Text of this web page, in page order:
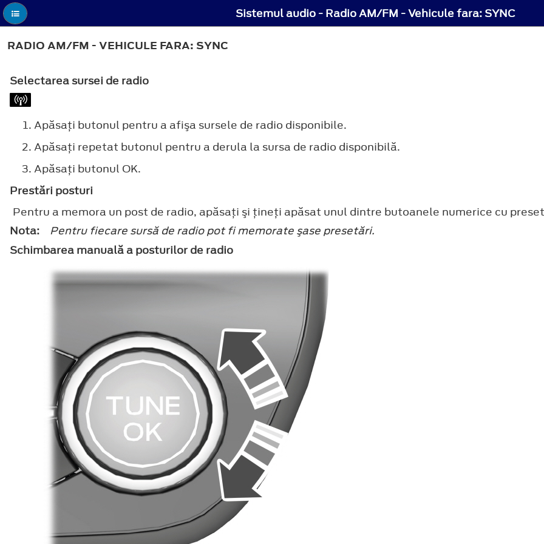
Sistemul audio - Radio AM/FM - Vehicule fara: SYNC
RADIO AM/FM - VEHICULE FARA: SYNC
Selectarea sursei de radio
Apăsaţi butonul pentru a afişa sursele de radio disponibile.
Apăsaţi repetat butonul pentru a derula la sursa de radio disponibilă.
Apăsaţi butonul OK.
Prestări posturi
Pentru a memora un post de radio, apăsaţi şi ţineţi apăsat unul dintre butoanele numerice cu
Nota:
Pentru fiecare sursă de radio pot fi memorate şase presetări.
Schimbarea manuală a posturilor de radio